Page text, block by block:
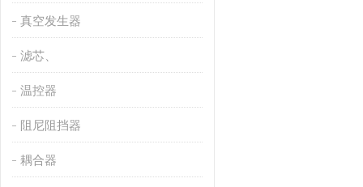
真空发生器
滤芯、
温控器
阻尼阻挡器
耦合器